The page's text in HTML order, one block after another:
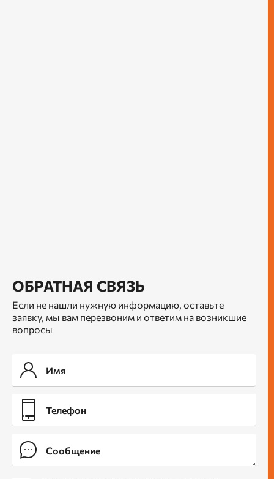
ОБРАТНАЯ СВЯЗЬ
Если не нашли нужную информацию, оставьте
заявку, мы вам перезвоним и ответим на возникшие
вопросы